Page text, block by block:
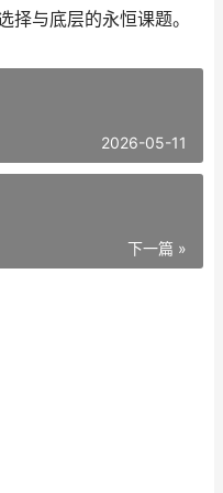
择与底层的永恒课题。
2026-05-11
下一篇 »